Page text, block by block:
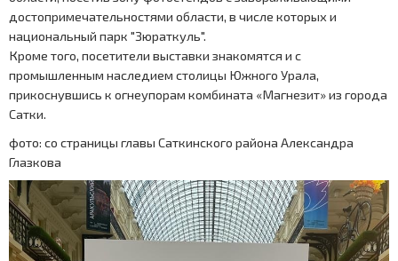
достопримечательностями области, в числе которых и
национальный парк "Зюраткуль".
Кроме того, посетители выставки знакомятся и с
промышленным наследием столицы Южного Урала,
прикоснувшись к огнеупорам комбината «Магнезит» из города
Сатки.
фото: со страницы главы Саткинского района Александра
Глазкова